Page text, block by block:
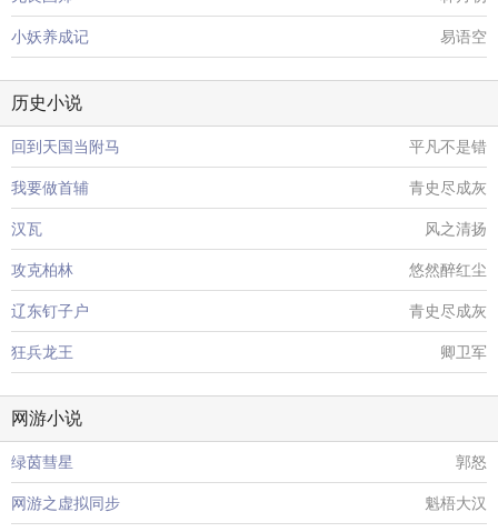
小妖养成记 易语空
历史小说
回到天国当附马 平凡不是错
我要做首辅 青史尽成灰
汉瓦 风之清扬
攻克柏林 悠然醉红尘
辽东钉子户 青史尽成灰
狂兵龙王 卿卫军
网游小说
绿茵彗星 郭怒
网游之虚拟同步 魁梧大汉